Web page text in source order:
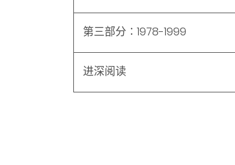
第三部分∶1978-1999
进深阅读